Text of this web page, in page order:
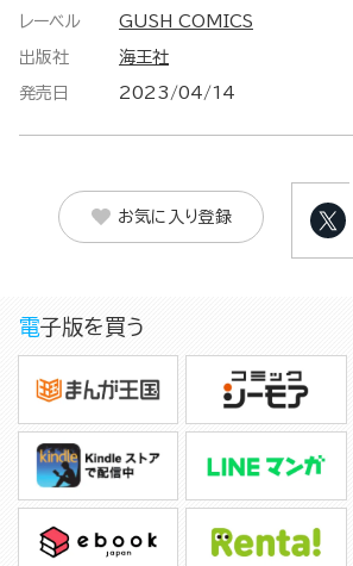
レーベル GUSH COMICS
出版社 海王社
発売日 2023/04/14
お気に入り登録
電子版を買う